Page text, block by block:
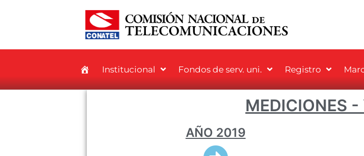
Institucional Fondos de serv. uni. Registro
MEDICIONES
AÑO 2019